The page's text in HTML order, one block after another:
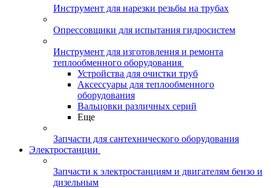
Инструмент для нарезки резьбы на трубах
Опрессовщики для испытания гидросистем
Инструмент для изготовления и ремонта
теплообменного оборудования
Устройства для очистки труб
Аксессуары для теплообменного
оборудования
Вальцовки различных серий
Еще
Запчасти для сантехнического оборудования
Электростанции
Запчасти к электростанциям и двигателям бензо и
дизельным